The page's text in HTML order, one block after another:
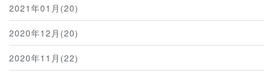
2021年01月(20)
2020年12月(20)
2020年11月(22)